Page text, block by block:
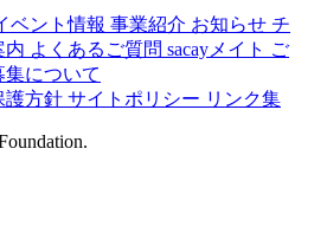
ベント情報 事業紹介 お知らせ チ
内 よくあるご質問 sacayメイト ご
について
護方針 サイトポリシー リンク集